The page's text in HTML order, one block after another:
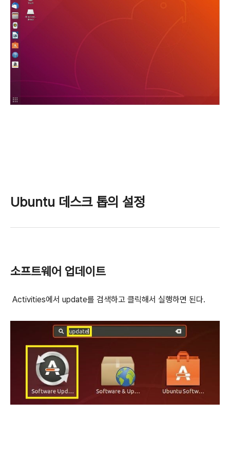
Ubuntu 데스크 톱의 설정
소프트웨어 업데이트
Activities에서 update를 검색하고 클릭해서 실행하면 된다.